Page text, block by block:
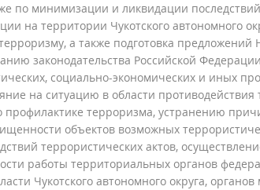
по минимизации и ликвидации
на территории Чукотского автономного
а также подготовка
законодательства Российской
социально-экономических и иных
на ситуацию в области противодействия
профилактике терроризма, устранению
объектов возможных
террористических актов,
работы территориальных органов
Чукотского автономного округа,